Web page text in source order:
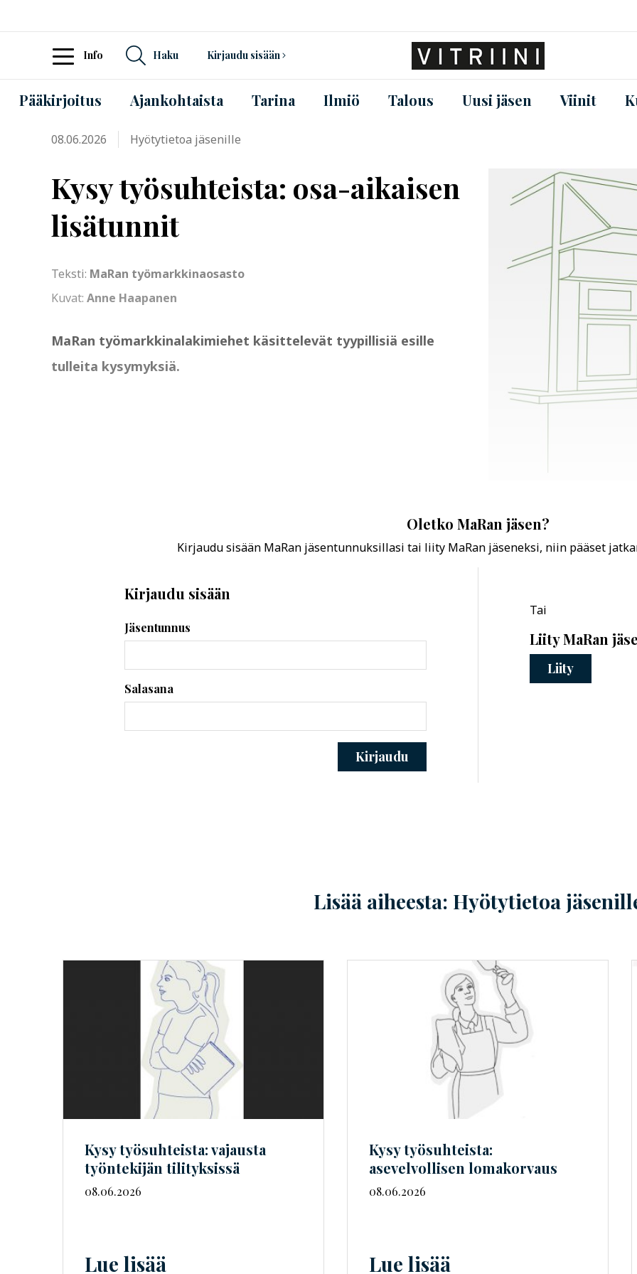
Info Haku Kirjaudu sisään
Pääkirjoitus Ajankohtaista Tarina Ilmiö Talous Uusi jäsen Viinit
08.06.2026 Hyötytietoa jäsenille
Kysy työsuhteista: osa-aikaisen
lisätunnit
Teksti: MaRan työmarkkinaosasto
Kuvat: Anne Haapanen
MaRan työmarkkinalakimiehet käsittelevät tyypillisiä esille
tulleita kysymyksiä.
Oletko MaRan jäsen?
Kirjaudu sisään MaRan jäsentunnuksillasi tai liity MaRan jäseneksi, niin pääset
Kirjaudu sisään
Jäsentunnus
Salasana
Kirjaudu
Tai
Liity MaRan
Liity
Lisää aiheesta: Hyötytietoa
Kysy työsuhteista: vajausta
työntekijän tilityksissä
08.06.2026
Lue lisää
Kysy työsuhteista:
asevelvollisen lomakorvaus
08.06.2026
Lue lisää